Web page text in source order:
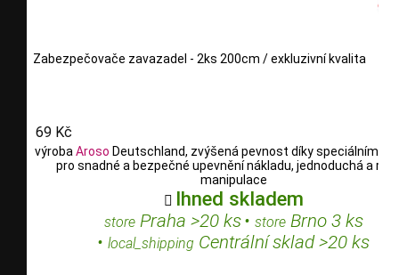
Zabezpečovače zavazadel - 2ks 200cm / exkluzivní kvalita
69 Kč
výroba Aroso Deutschland, zvýšená pevnost díky speciálním
pro snadné a bezpečné upevnění nákladu, jednoduchá a
manipulace
 Ihned skladem
storePraha >20 ks• storeBrno 3 ks
• local_shipping Centrální sklad >20 ks